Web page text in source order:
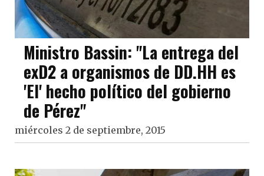
Ministro Bassin: "La entrega del
exD2 a organismos de DD.HH es
'El' hecho político del gobierno
de Pérez"
miércoles 2 de septiembre, 2015